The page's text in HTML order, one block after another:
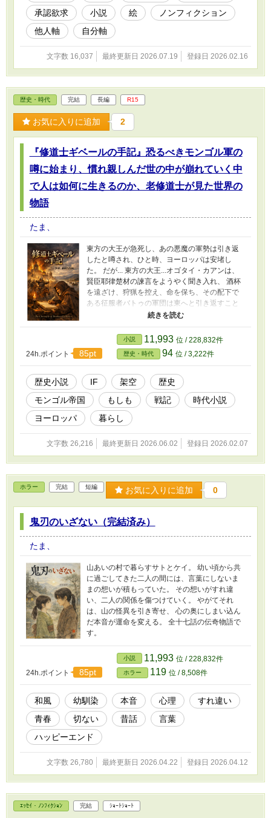
承認欲求 小説 絵
ノンフィクション
他人軸
自分軸
文字数 16,037 最終更新日 2026.07.19 登録日 2026.02.16
歴史・時代 完結 長編 R15
お気に入りに追加 2
『修道士ギベールの手記』恐るべきモンゴル軍の
噂に始まり、慣れ親しんだ世の中が崩れていく中
で人は如何に生きるのか、老修道士が見た世界の
物語
たま、
東方の大王が急死し、あの悪魔の軍勢は引き返
したと噂され、ひと時、ヨーロッパは安堵し
た。 だが... 東方の大王...オゴタイ・カアンは、
賢臣耶律楚材の諫言をようやく聞き入れ、 酒杯
を遠ざけ、狩猟を控え、命を保ち、その配下で
ある征服者バトゥの軍団は東へと引き返すこと
はなかった。 そして年月は過ぎて、 バトゥは冷
24h.ポイント 85pt
小説 11,993 位 / 228,832件
歴史・時代 94 位 / 3,222件
歴史小説 IF 架空
歴史
モンゴル帝国
もしも 戦記
時代小説
ヨーロッパ
暮らし
文字数 26,216 最終更新日 2026.06.02 登録日 2026.02.07
ホラー 完結 短編 お気に入りに追加 0
鬼刃のいざない（完結済み）
たま、
山あいの村で暮らすサトとケイ。 幼い頃から共
に過ごしてきた二人の間には、言葉にしないま
まの想いが積もっていた。 その想いがすれ違
い、二人の関係を傷つけていく。 やがてそれ
は、山の怪異を引き寄せ、 心の奥にしまい込ん
だ本音が運命を変える。 全十七話の伝奇物語で
す。
24h.ポイント 85pt
小説 11,993 位 / 228,832件
ホラー 119 位 / 8,508件
和風 幼馴染 本音 心理
すれ違い
青春
切ない 昔話
言葉
ハッピーエンド
文字数 26,780 最終更新日 2026.04.22 登録日 2026.04.12
ｴｯｾｲ・ﾉﾝﾌｨｸｼｮﾝ 完結 ｼｮｰﾄｼｮｰﾄ